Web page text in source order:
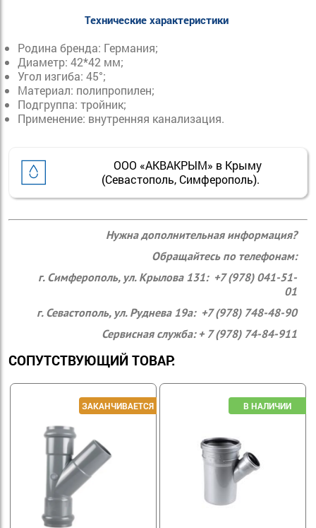
Технические характеристики
Родина бренда: Германия;
Диаметр: 42*42 мм;
Угол изгиба: 45°;
Материал: полипропилен;
Подгруппа: тройник;
Применение: внутренняя канализация.
ООО «АКВАКРЫМ» в Крыму
(Севастополь, Симферополь).
Нужна дополнительная информация?
Обращайтесь по телефонам:
г. Симферополь, ул. Крылова 131: +7 (978) 041-51-
01
г. Севастополь, ул. Руднева 19а: +7 (978) 748-48-90
Сервисная служба: + 7 (978) 74-84-911
СОПУТСТВУЮЩИЙ ТОВАР: